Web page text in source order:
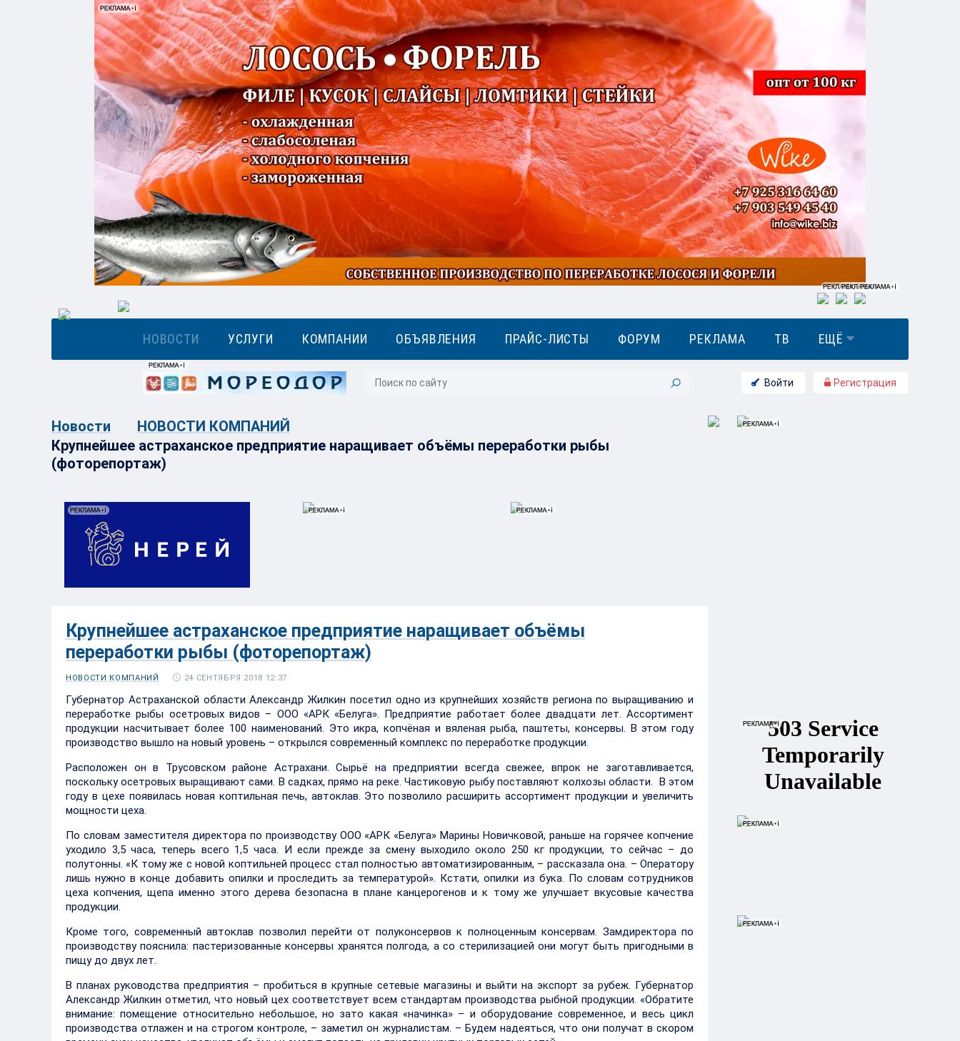
НОВОСТИ УСЛУГИ КОМПАНИИ ОБЪЯВЛЕНИЯ ПРАЙС-ЛИСТЫ ФОРУМ РЕКЛАМА ТВ ЕЩЁ
Войти Регистрация
Новости
НОВОСТИ КОМПАНИЙ
Крупнейшее астраханское предприятие наращивает объёмы переработки рыбы
(фоторепортаж)
Крупнейшее астраханское предприятие наращивает объёмы
переработки рыбы (фоторепортаж)
НОВОСТИ КОМПАНИЙ 24 СЕНТЯБРЯ 2018 12:37
Губернатор Астраханской области Александр Жилкин посетил одно из крупнейших хозяйств региона по выращиванию и
переработке рыбы осетровых видов – ООО «АРК «Белуга». Предприятие работает более двадцати лет. Ассортимент
продукции насчитывает более 100 наименований. Это икра, копчёная и вяленая рыба, паштеты, консервы. В этом году
производство вышло на новый уровень – открылся современный комплекс по переработке продукции.
Расположен он в Трусовском районе Астрахани. Сырьё на предприятии всегда свежее, впрок не заготавливается,
поскольку осетровых выращивают сами. В садках, прямо на реке. Частиковую рыбу поставляют колхозы области. В этом
году в цехе появилась новая коптильная печь, автоклав. Это позволило расширить ассортимент продукции и увеличить
мощности цеха.
По словам заместителя директора по производству ООО «АРК «Белуга» Марины Новичковой, раньше на горячее копчение
уходило 3,5 часа, теперь всего 1,5 часа. И если прежде за смену выходило около 250 кг продукции, то сейчас – до
полутонны. «К тому же с новой коптильней процесс стал полностью автоматизированным, – рассказала она. – Оператору
лишь нужно в конце добавить опилки и проследить за температурой». Кстати, опилки из бука. По словам сотрудников
цеха копчения, щепа именно этого дерева безопасна в плане канцерогенов и к тому же улучшает вкусовые качества
продукции.
Кроме того, современный автоклав позволил перейти от полуконсервов к полноценным консервам. Замдиректора по
производству пояснила: пастеризованные консервы хранятся полгода, а со стерилизацией они могут быть пригодными в
пищу до двух лет.
В планах руководства предприятия – пробиться в крупные сетевые магазины и выйти на экспорт за рубеж. Губернатор
Александр Жилкин отметил, что новый цех соответствует всем стандартам производства рыбной продукции. «Обратите
внимание: помещение относительно небольшое, но зато какая «начинка» – и оборудование современное, и весь цикл
производства отлажен и на строгом контроле, – заметил он журналистам. – Будем надеяться, что они получат в скором